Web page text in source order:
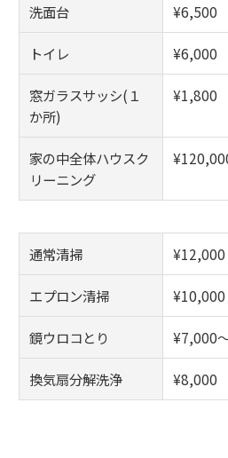
洗面台 ¥6,500
トイレ ¥6,000
窓ガラスサッシ(１
か所)
¥1,800
家の中全体ハウスク
リーニング
通常清掃 ¥12,000
エプロン清掃 ¥10,000
鏡ウロコとり ¥7,000
換気扇分解洗浄 ¥8,000